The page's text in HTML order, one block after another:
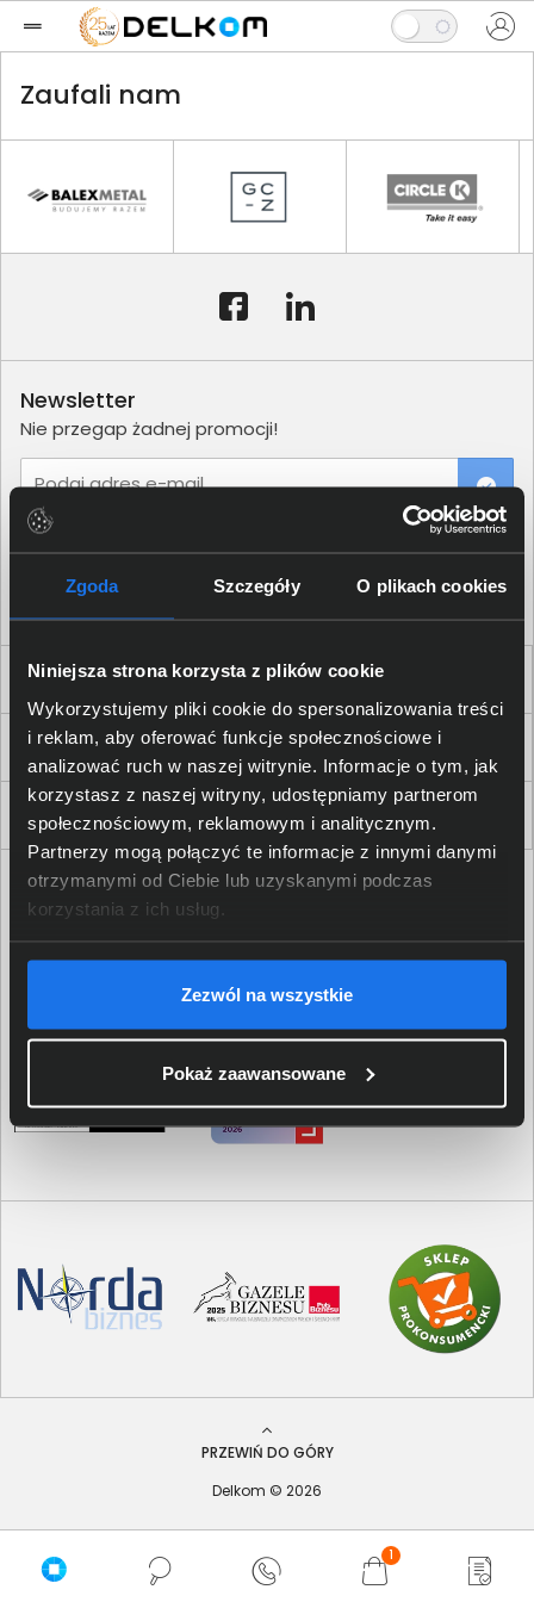
Zgoda Szczegóły O plikach cookies
Niniejsza strona korzysta z plików cookie
Wykorzystujemy pliki cookie do spersonalizowania treści
i reklam, aby oferować funkcje społecznościowe i
analizować ruch w naszej witrynie. Informacje o tym, jak
korzystasz z naszej witryny, udostępniamy partnerom
społecznościowym, reklamowym i analitycznym.
Partnerzy mogą połączyć te informacje z innymi danymi
otrzymanymi od Ciebie lub uzyskanymi podczas
korzystania z ich usług.
Zezwól na wszystkie
Pokaż zaawansowane
1
Zaufali nam
Dla Firm i Instytucji
Zakupy
Delkom 2000
Newsletter
Nie przegap żadnej promocji!
Podaj adres e-mail
PRZEWIŃ DO GÓRY
Delkom © 2026